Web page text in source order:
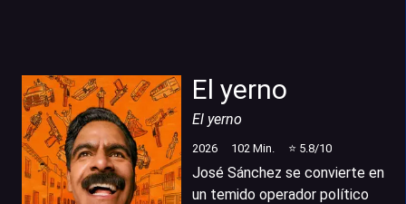
El yerno
El yerno
2026 102 Min. ⭐ 5.8/10
José Sánchez se convierte en
un temido operador político